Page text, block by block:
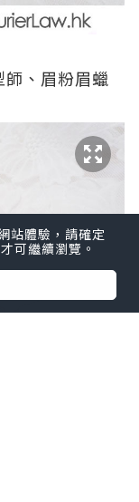
、眉粉眉蠟
站體驗，請確定
才可繼續瀏覽。